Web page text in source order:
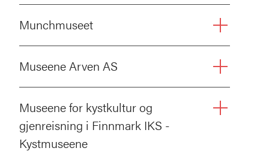
Munchmuseet
Museene Arven AS
Museene for kystkultur og
gjenreisning i Finnmark IKS -
Kystmuseene